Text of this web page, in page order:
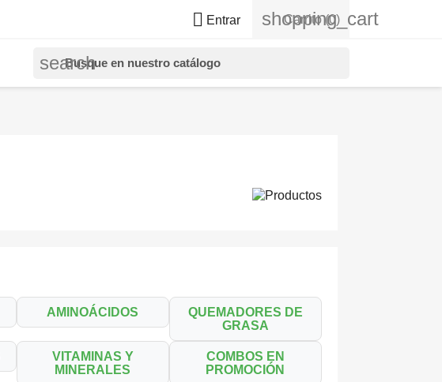
 Entrar shopping_cart
Carrito (0)
search
AMINOÁCIDOS
QUEMADORES DE
GRASA
VITAMINAS Y
MINERALES
COMBOS EN
PROMOCIÓN